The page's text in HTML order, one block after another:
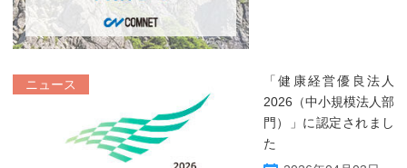
ニュース
「健康経営優良法人
2026（中小規模法人部
門）」に認定されまし
た